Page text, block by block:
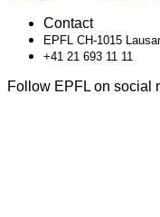
Contact
EPFL CH-1015
+41 21 693 11 11
Follow EPFL on social